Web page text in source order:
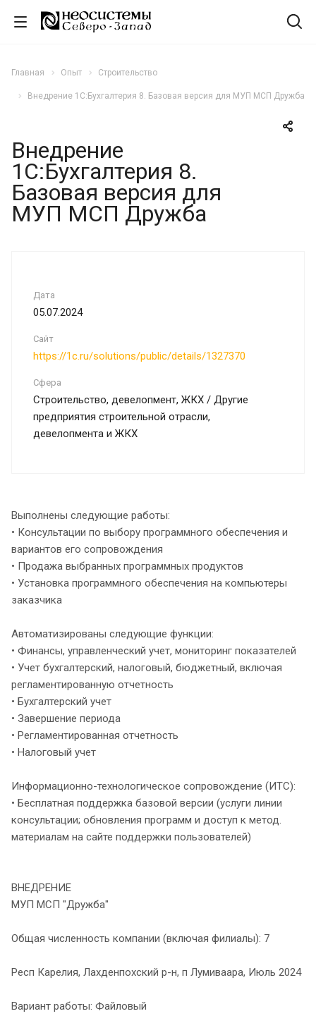
Главная Опыт Строительство
Внедрение 1С:Бухгалтерия 8. Базовая версия для МУП МСП Дружба
Внедрение
1С:Бухгалтерия 8.
Базовая версия для
МУП МСП Дружба
Дата
05.07.2024
Сайт
https://1c.ru/solutions/public/details/1327370
Сфера
Строительство, девелопмент, ЖКХ / Другие
предприятия строительной отрасли,
девелопмента и ЖКХ
Выполнены следующие работы:
• Консультации по выбору программного обеспечения и
вариантов его сопровождения
• Продажа выбранных программных продуктов
• Установка программного обеспечения на компьютеры
заказчика
Автоматизированы следующие функции:
• Финансы, управленческий учет, мониторинг показателей
• Учет бухгалтерский, налоговый, бюджетный, включая
регламентированную отчетность
• Бухгалтерский учет
• Завершение периода
• Регламентированная отчетность
• Налоговый учет
Информационно-технологическое сопровождение (ИТС):
• Бесплатная поддержка базовой версии (услуги линии
консультации; обновления программ и доступ к метод.
материалам на сайте поддержки пользователей)
ВНЕДРЕНИЕ
МУП МСП "Дружба"
Общая численность компании (включая филиалы): 7
Респ Карелия, Лахденпохский р-н, п Лумиваара, Июль 2024
Вариант работы: Файловый